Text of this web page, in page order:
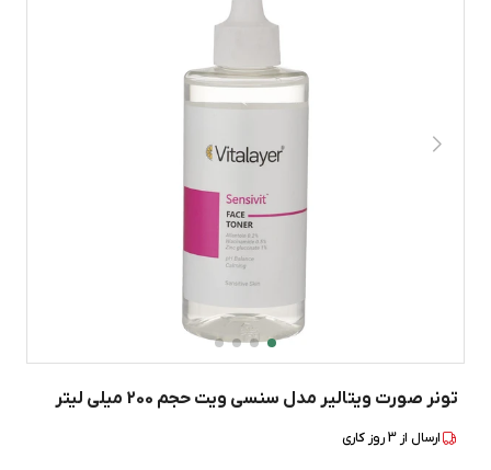
تونر صورت ویتالیر مدل سنسی ویت حجم 200 میلی لیتر
ارسال از 3روز کاری